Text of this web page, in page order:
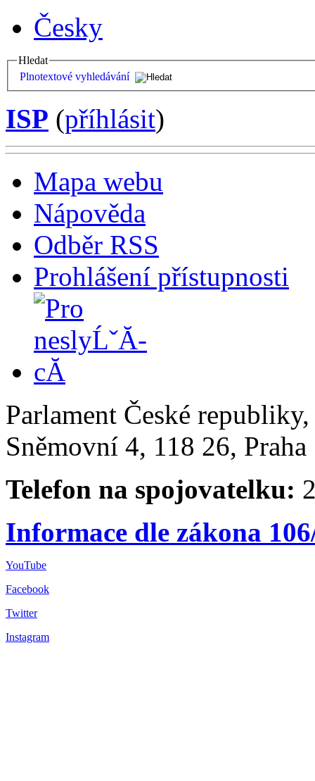
Česky
Hledat
Plnotextové vyhledávání
ISP (příhlásit)
Mapa webu
Nápověda
Odběr RSS
Prohlášení přístupnosti
Parlament České
Sněmovní 4, 118 26,
Telefon na spojovatelku:
Informace dle zákona
YouTube
Facebook
Twitter
Instagram